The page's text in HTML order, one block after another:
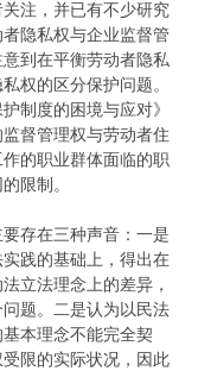
注，并已有不少研究
隐私权与企业监督管
到在平衡劳动者隐私
权的区分保护问题。
制度的困境与应对》
督管理权与劳动者住
的职业群体面临的职
限制。
存在三种声音：一是
践的基础上，得出在
立法理念上的差异，
题。二是认为以民法
本理念不能完全契
限的实际状况，因此